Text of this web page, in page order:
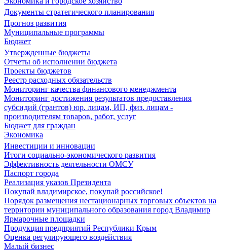
Документы стратегического планирования
Прогноз развития
Муниципальные программы
Бюджет
Утвержденные бюджеты
Отчеты об исполнении бюджета
Проекты бюджетов
Реестр расходных обязательств
Мониторинг качества финансового менеджмента
Мониторинг достижения результатов предоставления
субсидий (грантов) юр. лицам, ИП, физ. лицам -
производителям товаров, работ, услуг
Бюджет для граждан
Экономика
Инвестиции и инновации
Итоги социально-экономического развития
Эффективность деятельности ОМСУ
Паспорт города
Реализация указов Президента
Покупай владимирское, покупай российское!
Порядок размещения нестационарных торговых объектов на
территории муниципального образования город Владимир
Ярмарочные площадки
Продукция предприятий Республики Крым
Оценка регулирующего воздействия
Малый бизнес